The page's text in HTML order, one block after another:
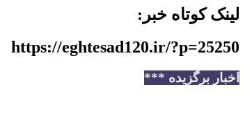
لینک کوتاه خبر:
https://eghtesad120.ir/?p=25250
اخبار برگزیده ***